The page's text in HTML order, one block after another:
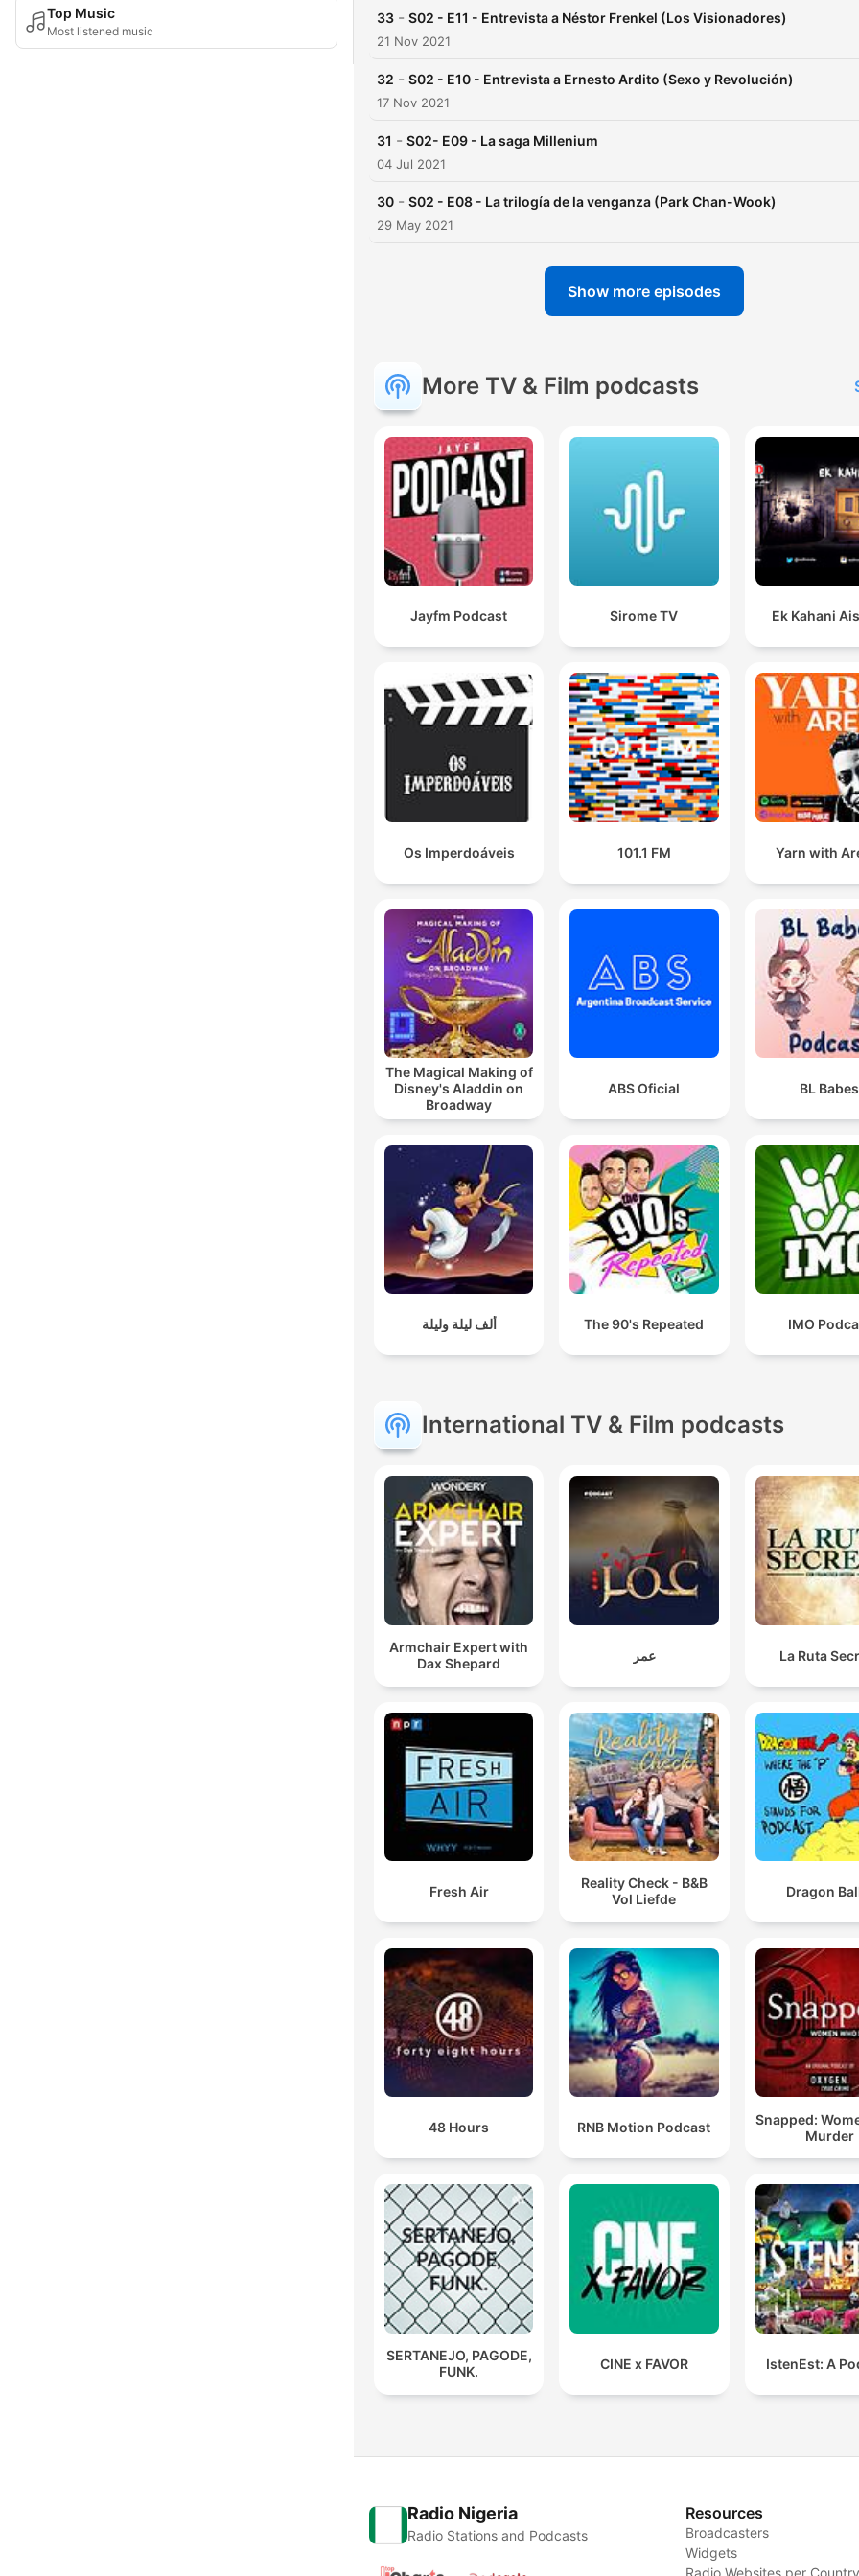
Top Music
Most listened music
33 - S02 - E11 - Entrevista a Néstor Frenkel (Los Visionadores)
21 Nov 2021
32 - S02 - E10 - Entrevista a Ernesto Ardito (Sexo y Revolución)
17 Nov 2021
31 - S02- E09 - La saga Millenium
04 Jul 2021
30 - S02 - E08 - La trilogía de la venganza (Park Chan-Wook)
29 May 2021
Show more episodes
More TV & Film podcasts
Jayfm Podcast Sirome TV Ek Kahani
Os Imperdoáveis 101.1 FM Yarn with
The Magical Making of
Disney's Aladdin on
Broadway
ABS Oficial BL Babes
ألف ليلة وليلة The 90's Repeated IMO
International TV & Film podcasts
Armchair Expert with
Dax Shepard
عمر La Ruta
Fresh Air
Reality Check - B&B
Vol Liefde
Dragon
48 Hours RNB Motion Podcast
Snapped:
Murder
SERTANEJO, PAGODE,
FUNK.
CINE x FAVOR IstenEst: A
Radio Nigeria
Radio Stations and Podcasts
Resources
Broadcasters
Widgets
Radio Websites per